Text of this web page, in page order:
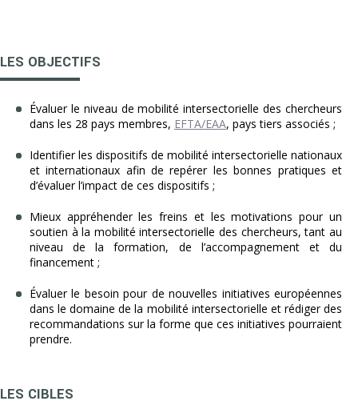
LES OBJECTIFS
Évaluer le niveau de mobilité intersectorielle des chercheurs
dans les 28 pays membres, EFTA/EAA, pays tiers associés ;
Identifier les dispositifs de mobilité intersectorielle nationaux
et internationaux afin de repérer les bonnes pratiques et
d’évaluer l’impact de ces dispositifs ;
Mieux appréhender les freins et les motivations pour un
soutien à la mobilité intersectorielle des chercheurs, tant au
niveau de la formation, de l’accompagnement et du
financement ;
Évaluer le besoin pour de nouvelles initiatives européennes
dans le domaine de la mobilité intersectorielle et rédiger des
recommandations sur la forme que ces initiatives pourraient
prendre.
LES CIBLES